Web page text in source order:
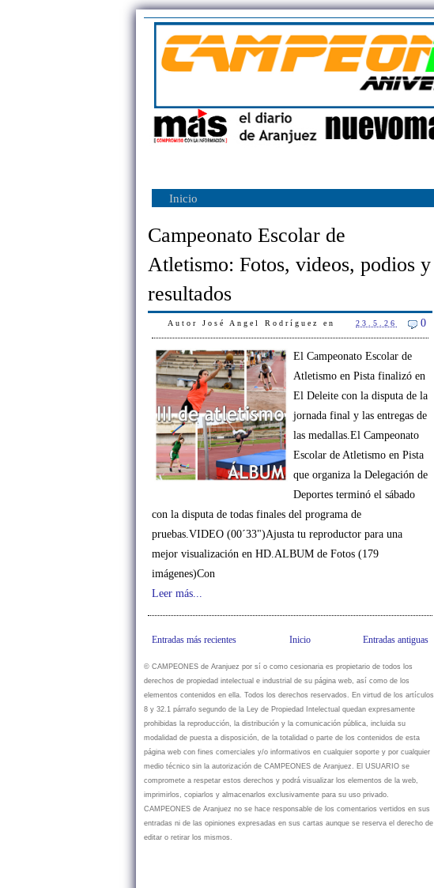
Inicio
Campeonato Escolar de
Atletismo: Fotos, videos, podios y
resultados
Autor José Angel Rodríguez en 23.5.26 0
El Campeonato Escolar de
Atletismo en Pista finalizó en
El Deleite con la disputa de la
jornada final y las entregas de
las medallas.El Campeonato
Escolar de Atletismo en Pista
que organiza la Delegación de
Deportes terminó el sábado
con la disputa de todas finales del programa de
pruebas.VIDEO (00´33")Ajusta tu reproductor para una
mejor visualización en HD.ALBUM de Fotos (179
imágenes)Con
Leer más...
Entradas más recientes Entradas antiguas
Inicio
© CAMPEONES de Aranjuez por sí o como cesionaria es propietario de todos los
derechos de propiedad intelectual e industrial de su página web, así como de los
elementos contenidos en ella. Todos los derechos reservados. En virtud de los artículos
8 y 32.1 párrafo segundo de la Ley de Propiedad Intelectual quedan expresamente
prohibidas la reproducción, la distribución y la comunicación pública, incluida su
modalidad de puesta a disposición, de la totalidad o parte de los contenidos de esta
página web con fines comerciales y/o informativos en cualquier soporte y por cualquier
medio técnico sin la autorización de CAMPEONES de Aranjuez. El USUARIO se
compromete a respetar estos derechos y podrá visualizar los elementos de la web,
imprimirlos, copiarlos y almacenarlos exclusivamente para su uso privado.
CAMPEONES de Aranjuez no se hace responsable de los comentarios vertidos en sus
entradas ni de las opiniones expresadas en sus cartas aunque se reserva el derecho de
editar o retirar los mismos.